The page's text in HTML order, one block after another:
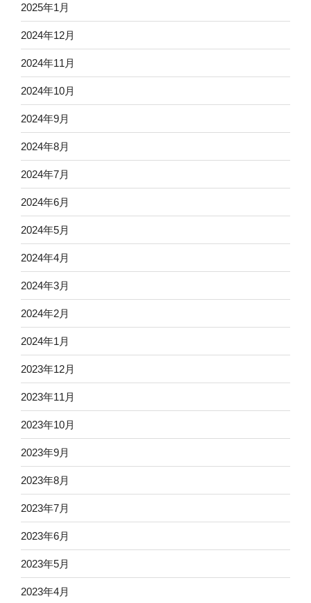
2025年1月
2024年12月
2024年11月
2024年10月
2024年9月
2024年8月
2024年7月
2024年6月
2024年5月
2024年4月
2024年3月
2024年2月
2024年1月
2023年12月
2023年11月
2023年10月
2023年9月
2023年8月
2023年7月
2023年6月
2023年5月
2023年4月